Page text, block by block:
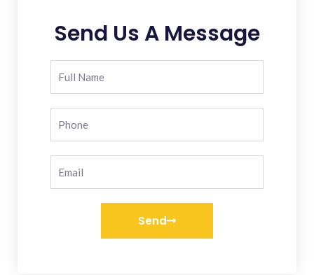
Send Us A Message
Send